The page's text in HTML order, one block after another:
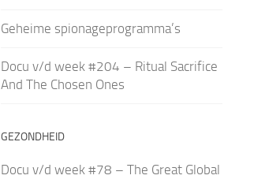
Geheime spionageprogramma’s
Docu v/d week #204 – Ritual Sacrifice
And The Chosen Ones
GEZONDHEID
Docu v/d week #78 – The Great Global